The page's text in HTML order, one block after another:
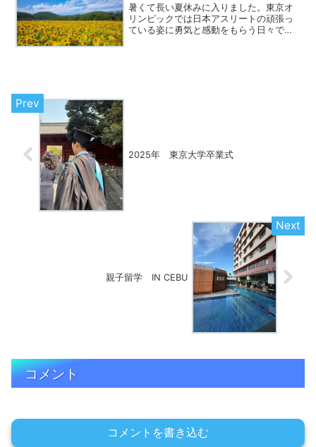
暑くて長い夏休みに入りました。東京オ
リンピックでは日本アスリートの頑張っ
ている姿に勇気と感動をもらう日々で
2025年 東京大学卒業式
親子留学 IN CEBU
コメント
コメントを書き込む